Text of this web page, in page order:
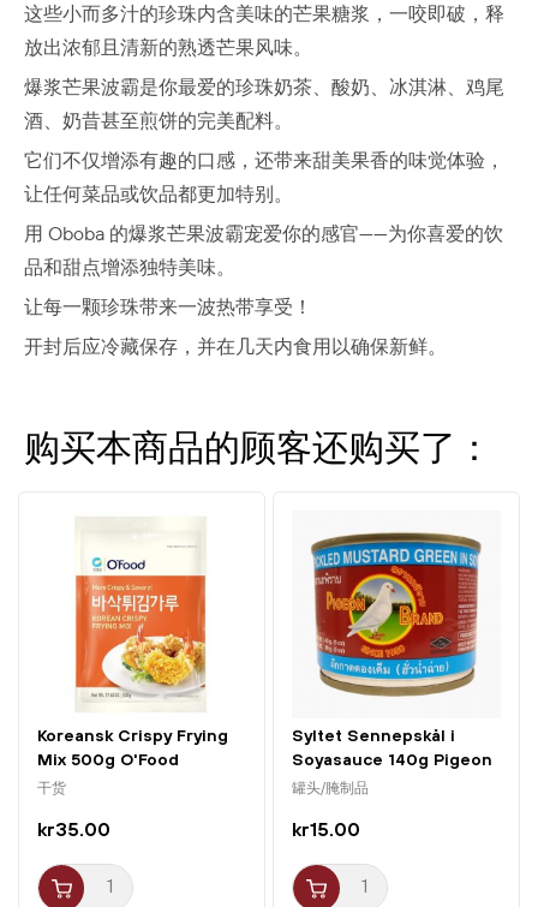
这些小而多汁的珍珠内含美味的芒果糖浆，一咬即破，释
放出浓郁且清新的熟透芒果风味。
爆浆芒果波霸是你最爱的珍珠奶茶、酸奶、冰淇淋、鸡尾
酒、奶昔甚至煎饼的完美配料。
它们不仅增添有趣的口感，还带来甜美果香的味觉体验，
让任何菜品或饮品都更加特别。
用 Oboba 的爆浆芒果波霸宠爱你的感官——为你喜爱的饮
品和甜点增添独特美味。
让每一颗珍珠带来一波热带享受！
开封后应冷藏保存，并在几天内食用以确保新鲜。
购买本商品的顾客还购买了：
Koreansk Crispy Frying
Mix 500g O'Food
干货
kr35.00
Syltet Sennepskål i
Soyasauce 140g Pigeon
罐头/腌制品
kr15.00